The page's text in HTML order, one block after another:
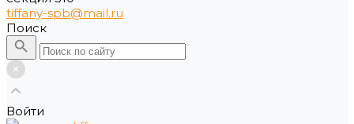
tiffany-spb@mail.ru
Поиск
Войти